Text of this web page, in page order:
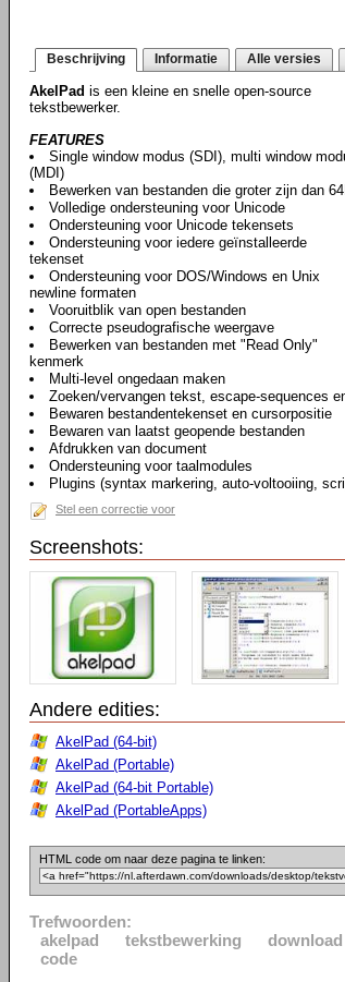
Beschrijving Informatie Alle versies
AkelPad is een kleine en snelle open-source
tekstbewerker.
FEATURES
Single window modus (SDI), multi window
(MDI)
Bewerken van bestanden die groter zijn dan
Volledige ondersteuning voor Unicode
Ondersteuning voor Unicode tekensets
Ondersteuning voor iedere geïnstalleerde
tekenset
Ondersteuning voor DOS/Windows en Unix
newline formaten
Vooruitblik van open bestanden
Correcte pseudografische weergave
Bewerken van bestanden met "Read Only"
kenmerk
Multi-level ongedaan maken
Zoeken/vervangen tekst, escape-sequences
Bewaren bestandentekenset en cursorpositie
Bewaren van laatst geopende bestanden
Afdrukken van document
Ondersteuning voor taalmodules
Plugins (syntax markering, auto-voltooiing,
Stel een correctie voor
Screenshots:
Andere edities:
AkelPad (64-bit)
AkelPad (Portable)
AkelPad (64-bit Portable)
AkelPad (PortableApps)
HTML code om naar deze pagina te linken:
Trefwoorden:
akelpad
tekstbewerking download
code